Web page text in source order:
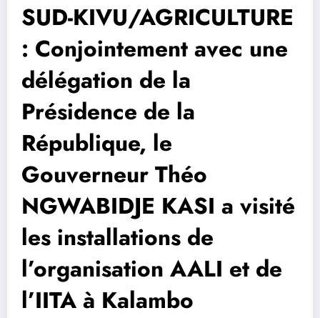
SUD-KIVU/AGRICULTURE
: Conjointement avec une
délégation de la
Présidence de la
République, le
Gouverneur Théo
NGWABIDJE KASI a visité
les installations de
l’organisation AALI et de
l’IITA à Kalambo